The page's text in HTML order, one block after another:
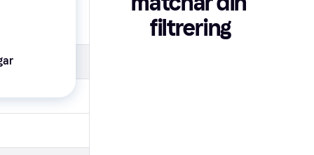
filtrering